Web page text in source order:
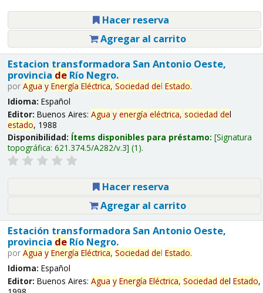
Hacer reserva
Agregar al carrito
Estacion transformadora San Antonio Oeste,
provincia deRío Negro.
por Agua y Energía Eléctrica, Sociedad del Estado.
Idioma: Español
Editor: Buenos Aires: Agua y energía eléctrica, sociedad del
estado, 1988
Disponibilidad: Ítems disponibles para préstamo: Signatura
topográfica: 621.374.5/A282/v.3 (1).
Hacer reserva
Agregar al carrito
Estación transformadora San Antonio Oeste,
provincia deRío Negro.
por Agua y Energía Eléctrica, Sociedad del Estado.
Idioma: Español
Editor: Buenos Aires: Agua y Energía Eléctrica, Sociedad del Estado,